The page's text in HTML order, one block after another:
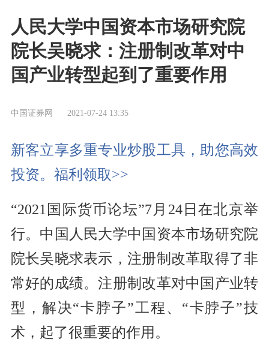
人民大学中国资本市场研究院
院长吴晓求：注册制改革对中
国产业转型起到了重要作用
中国证券网 2021-07-24 13:35
新客立享多重专业炒股工具，助您高效
投资。福利领取>>
“2021国际货币论坛”7月24日在北京举
行。中国人民大学中国资本市场研究院
院长吴晓求表示，注册制改革取得了非
常好的成绩。注册制改革对中国产业转
型，解决“卡脖子”工程、“卡脖子”技
术，起了很重要的作用。